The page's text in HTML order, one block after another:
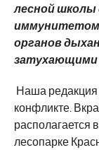
лесной школы
иммунитетом
органов
затухающими
Наша редакция
конфликте.
располагается
лесопарке